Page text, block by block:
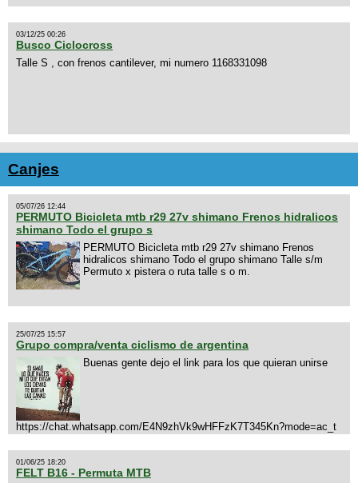
03/12/25 00:26
Busco Ciclocross
Talle S , con frenos cantilever, mi numero 1168331098
Canjes
05/07/26 12:44
PERMUTO Bicicleta mtb r29 27v shimano Frenos hidralicos
shimano Todo el grupo s
PERMUTO Bicicleta mtb r29 27v shimano Frenos
hidralicos shimano Todo el grupo shimano Talle s/m
Permuto x pistera o ruta talle s o m.
25/07/25 15:57
Grupo compra/venta ciclismo de argentina
Buenas gente dejo el link para los que quieran unirse
https://chat.whatsapp.com/E4N9zhVk9wHFFzK7T345Kn?mode=ac_t
01/06/25 18:20
FELT B16 - Permuta MTB